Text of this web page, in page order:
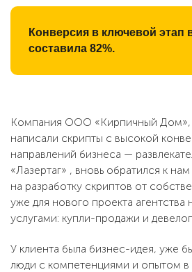
Конверсия в ключевой этап
составила 82%.
Компания ООО «Кирпичный Дом»,
написали скрипты с высокой
направлений бизнеса —
«Лазертаг» , вновь обратился к
на разработку скриптов от
уже для нового проекта
услугами: купли-продажи и
У клиента была бизнес-идея, уже
люди с компетенциями и опытом